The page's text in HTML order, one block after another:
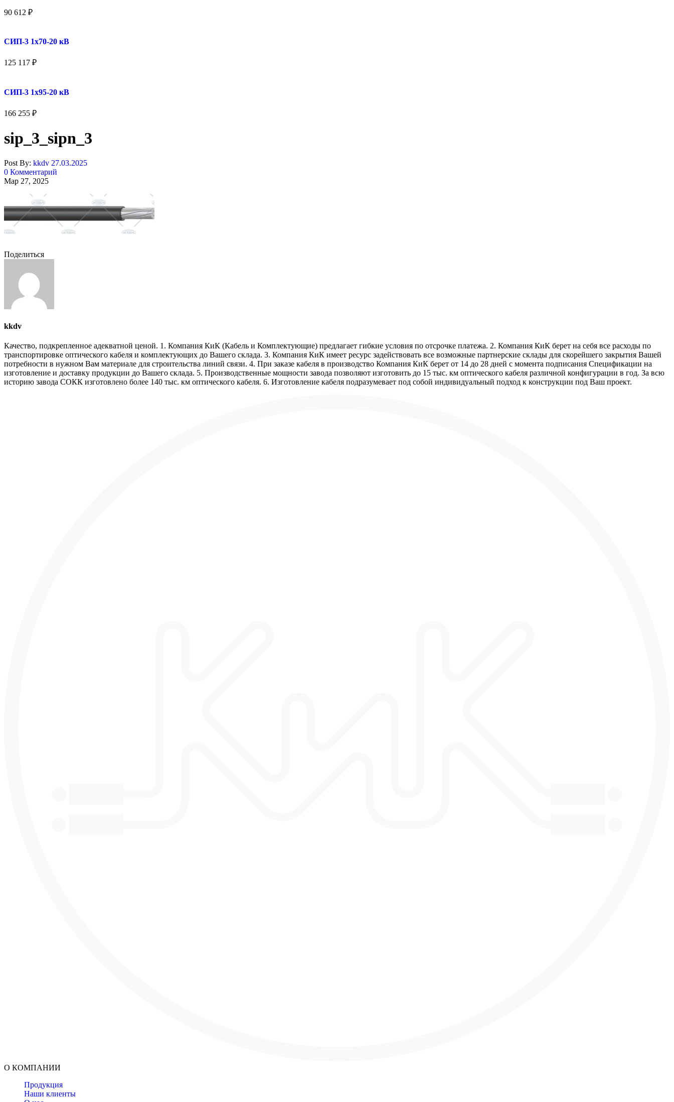
90 612 ₽
СИП-3 1x70-20 кВ
125 117 ₽
СИП-3 1x95-20 кВ
166 255 ₽
sip_3_sipn_3
Post By: kkdv 27.03.2025
0 Комментарий
Мар 27, 2025
Поделиться
kkdv
Качество, подкрепленное адекватной ценой. 1. Компания КиК (Кабель и Комплектующие) предлагает гибкие условия по отсрочке платежа. 2. Компания КиК берет на себя все расходы по
транспортировке оптического кабеля и комплектующих до Вашего склада. 3. Компания КиК имеет ресурс задействовать все возможные партнерские склады для скорейшего закрытия Вашей
потребности в нужном Вам материале для строительства линий связи. 4. При заказе кабеля в производство Компания КиК берет от 14 до 28 дней с момента подписания Спецификации на
изготовление и доставку продукции до Вашего склада. 5. Производственные мощности завода позволяют изготовить до 15 тыс. км оптического кабеля различной конфигурации в год. За всю
историю завода СОКК изготовлено более 140 тыс. км оптического кабеля. 6. Изготовление кабеля подразумевает под собой индивидуальный подход к конструкции под Ваш проект.
О КОМПАНИИ
Продукция
Наши клиенты